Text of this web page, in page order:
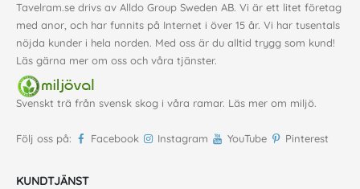
Tavelram.se drivs av Alldo Group Sweden AB. Vi är ett litet företag
med anor, och har funnits på Internet i över 15 år. Vi har tusentals
nöjda kunder i hela norden. Med oss är du alltid trygg som kund!
Läs gärna mer om oss och våra tjänster.
Svenskt trä från svensk skog i våra ramar. Läs mer om miljö.
Följ oss på: Facebook Instagram YouTube Pinterest
KUNDTJÄNST